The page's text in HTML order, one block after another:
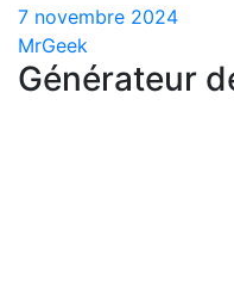
7 novembre 2024
MrGeek
Générateur